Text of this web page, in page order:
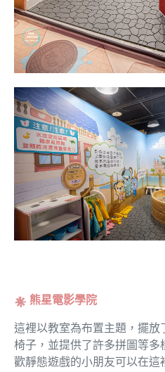
熊星電影學院
這裡以教室為布置主題，擺放
椅子，並提供了許多拼圖等多
歡靜態遊戲的小朋友可以在這